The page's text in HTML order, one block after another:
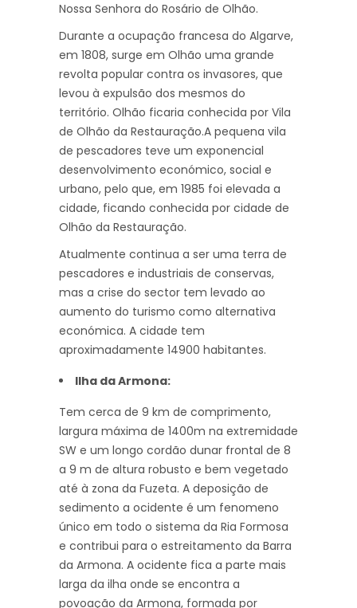
Nossa Senhora do Rosário de Olhão.
Durante a ocupação francesa do Algarve,
em 1808, surge em Olhão uma grande
revolta popular contra os invasores, que
levou à expulsão dos mesmos do
território. Olhão ficaria conhecida por Vila
de Olhão da Restauração.A pequena vila
de pescadores teve um exponencial
desenvolvimento económico, social e
urbano, pelo que, em 1985 foi elevada a
cidade, ficando conhecida por cidade de
Olhão da Restauração.
Atualmente continua a ser uma terra de
pescadores e industriais de conservas,
mas a crise do sector tem levado ao
aumento do turismo como alternativa
económica. A cidade tem
aproximadamente 14900 habitantes.
llha da Armona:
Tem cerca de 9 km de comprimento,
largura máxima de 1400m na extremidade
SW e um longo cordão dunar frontal de 8
a 9 m de altura robusto e bem vegetado
até à zona da Fuzeta. A deposição de
sedimento a ocidente é um fenomeno
único em todo o sistema da Ria Formosa
e contribui para o estreitamento da Barra
da Armona. A ocidente fica a parte mais
larga da ilha onde se encontra a
povoação da Armona, formada por